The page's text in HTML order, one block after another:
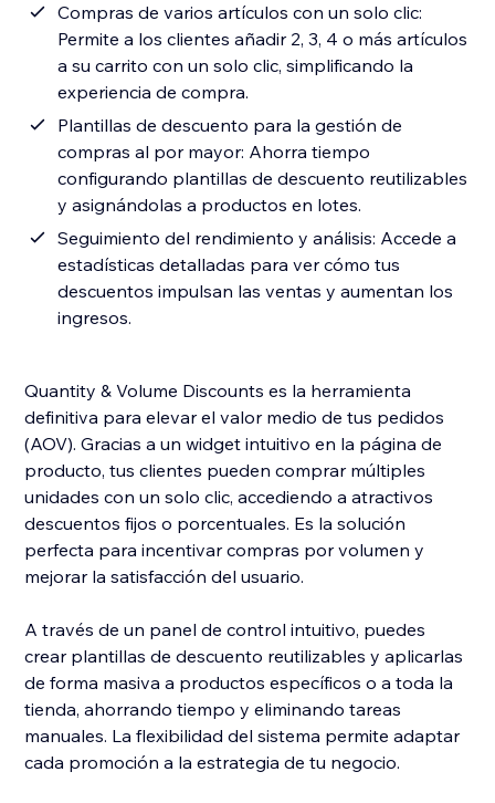
Compras de varios artículos con un solo clic:
Permite a los clientes añadir 2, 3, 4 o más artículos
a su carrito con un solo clic, simplificando la
experiencia de compra.
Plantillas de descuento para la gestión de
compras al por mayor: Ahorra tiempo
configurando plantillas de descuento reutilizables
y asignándolas a productos en lotes.
Seguimiento del rendimiento y análisis: Accede a
estadísticas detalladas para ver cómo tus
descuentos impulsan las ventas y aumentan los
ingresos.
Quantity & Volume Discounts es la herramienta
definitiva para elevar el valor medio de tus pedidos
(AOV). Gracias a un widget intuitivo en la página de
producto, tus clientes pueden comprar múltiples
unidades con un solo clic, accediendo a atractivos
descuentos fijos o porcentuales. Es la solución
perfecta para incentivar compras por volumen y
mejorar la satisfacción del usuario.
A través de un panel de control intuitivo, puedes
crear plantillas de descuento reutilizables y aplicarlas
de forma masiva a productos específicos o a toda la
tienda, ahorrando tiempo y eliminando tareas
manuales. La flexibilidad del sistema permite adaptar
cada promoción a la estrategia de tu negocio.